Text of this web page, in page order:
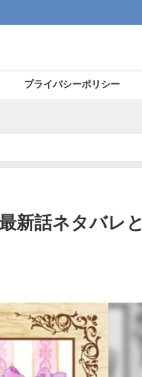
プライバシーポリシー
新話ネタバレと